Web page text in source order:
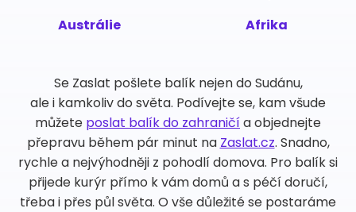
Austrálie Afrika
Se Zaslat pošlete balík nejen do Sudánu,
ale i kamkoliv do světa. Podívejte se, kam všude
můžete poslat balík do zahraničía objednejte
přepravu během pár minut na Zaslat.cz. Snadno,
rychle a nejvýhodněji z pohodlí domova. Pro balík si
přijede kurýr přímo k vám domů a s péčí doručí,
třeba i přes půl světa. O vše důležité se postaráme